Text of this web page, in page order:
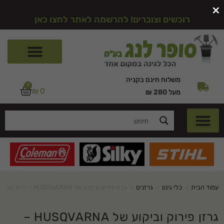
רוכשים וצוברים! להרשמה לאתר לחצו כאן
משלוח חינם בקניה
מעל 280 ₪
₪ 0
0
עמוד הבית כלי גינון גרזנים
גרזן פירוק וביקוע של HUSQVARNA –
×